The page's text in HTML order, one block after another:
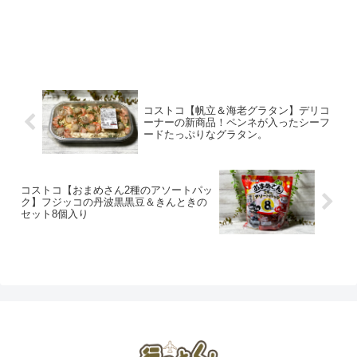
コストコ【帆立＆海老グラタン】デリコ
ーナーの新商品！ペンネが入ったシーフ
ードたっぷりなグラタン。
コストコ【おまめさん2種のアソートパッ
ク】フジッコの丹波黒黒豆＆きんときの
セット8個入り